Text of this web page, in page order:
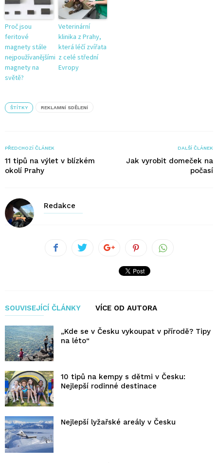
Proč jsou
feritové
magnety stále
nejpoužívanějšími
magnety na
světě?
Veterinární
klinika z Prahy,
která léčí zvířata
z celé střední
Evropy
ŠTÍTKY REKLAMNÍ SDĚLENÍ
PŘEDCHOZÍ ČLÁNEK
11 tipů na výlet v blízkém
okolí Prahy
DALŠÍ ČLÁNEK
Jak vyrobit domeček na
počasí
Redakce
SOUVISEJÍCÍ ČLÁNKY VÍCE OD AUTORA
„Kde se v Česku vykoupat v přírodě? Tipy
na léto“
10 tipů na kempy s dětmi v Česku:
Nejlepší rodinné destinace
Nejlepší lyžařské areály v Česku